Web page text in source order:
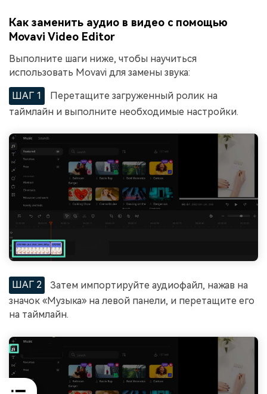
Как заменить аудио в видео с помощью
Movavi Video Editor
Выполните шаги ниже, чтобы научиться
использовать Movavi для замены звука:
ШАГ 1
Перетащите загруженный ролик на
таймлайн и выполните необходимые настройки.
ШАГ 2
Затем импортируйте аудиофайл, нажав на
значок «Музыка» на левой панели, и перетащите его
на таймлайн.